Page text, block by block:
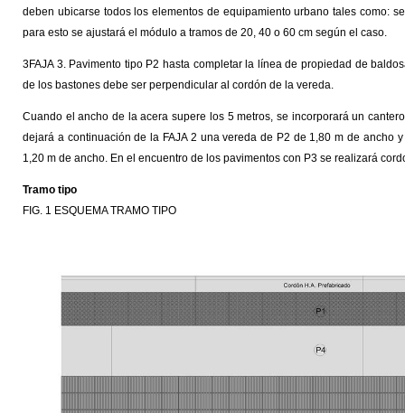
deben ubicarse todos los elementos de equipamiento urbano tales como:
para esto se ajustará el módulo a tramos de 20, 40 o 60 cm según el caso.
3FAJA 3. Pavimento tipo P2 hasta completar la línea de propiedad de
de los bastones debe ser perpendicular al cordón de la vereda.
Cuando el ancho de la acera supere los 5 metros, se incorporará un
dejará a continuación de la FAJA 2 una vereda de P2 de 1,80 m de
1,20 m de ancho. En el encuentro de los pavimentos con P3 se realizará
Tramo tipo
FIG. 1 ESQUEMA TRAMO TIPO